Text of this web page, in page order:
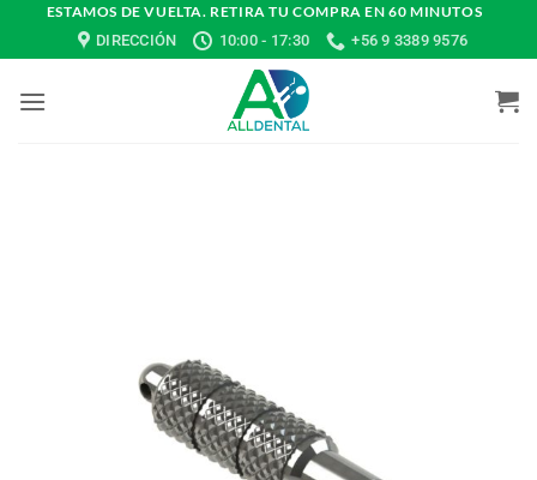
ESTAMOS DE VUELTA. RETIRA TU COMPRA EN 60 MINUTOS
DIRECCIÓN
10:00 - 17:30 +56 9 3389 9576